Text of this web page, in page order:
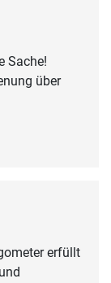
Sache!
über
erfüllt